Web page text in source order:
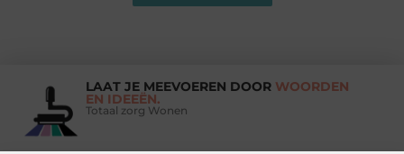
LAAT JE MEEVOEREN DOOR WOORDEN
EN IDEEËN.
Totaal zorg Wonen